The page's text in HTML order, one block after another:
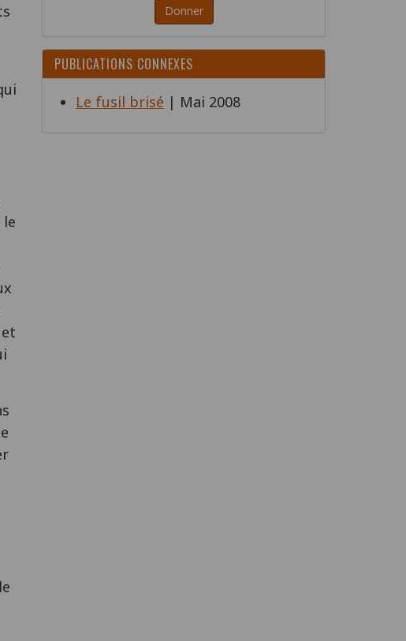
Donner
PUBLICATIONS CONNEXES
Le fusil brisé | Mai 2008